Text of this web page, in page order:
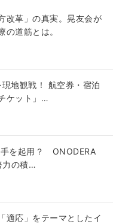
改革」の真実。晃友会が
の道筋とは。
地観戦！ 航空券・宿泊
ケット」…
を起用？ ONODERA
力の積…
適応」をテーマとしたイ